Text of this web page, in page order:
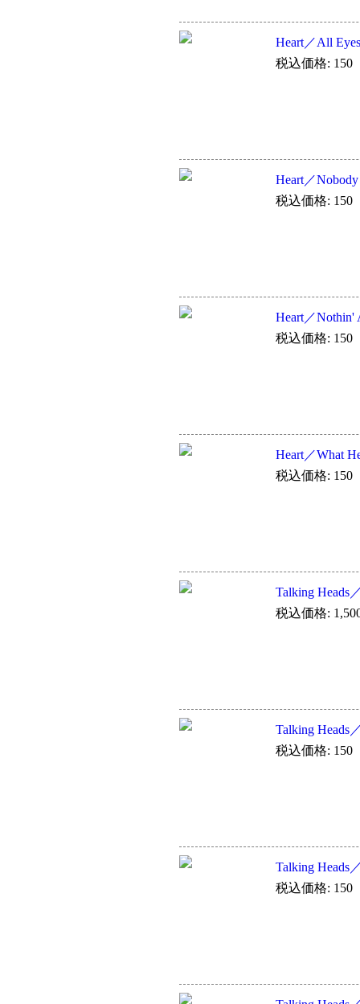
Heart／All Eyes
税込価格: 150
Heart／
税込価格: 150
Heart／Nothin'
税込価格: 150
Heart／What
税込価格: 150
Talking Heads
税込価格:
Talking Heads
税込価格: 150
Talking Heads
税込価格: 150